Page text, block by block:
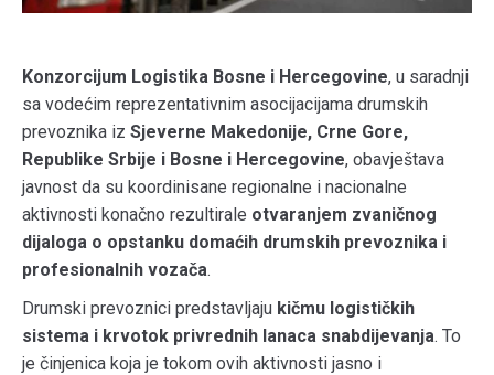
Konzorcijum Logistika Bosne i Hercegovine, u saradnji
sa vodećim reprezentativnim asocijacijama drumskih
prevoznika iz Sjeverne Makedonije, Crne Gore,
Republike Srbije i Bosne i Hercegovine, obavještava
javnost da su koordinisane regionalne i nacionalne
aktivnosti konačno rezultirale otvaranjem zvaničnog
dijaloga o opstanku domaćih drumskih prevoznika i
profesionalnih vozača.
Drumski prevoznici predstavljaju kičmu logističkih
sistema i krvotok privrednih lanaca snabdijevanja. To
je činjenica koja je tokom ovih aktivnosti jasno i